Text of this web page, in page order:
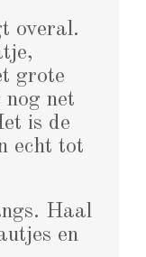
overal.
grote
nog net
is de
echt tot
Haal
en